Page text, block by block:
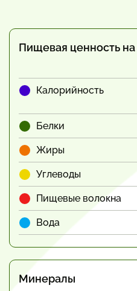
Пищевая ценность на
Калорийность
Белки
Жиры
Углеводы
Пищевые волокна
Вода
Минералы